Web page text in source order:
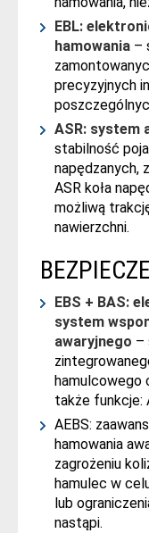
EBL:
hamowania –
precyzyjnych
ASR: system
stabilność
napędzanych,
ASR koła
możliwą
nawierzchni.
EBS + BAS:
system
awaryjnego –
hamulcowego
także funkcje:
AEBS:
hamowania
zagrożeniu
hamulec w
lub
nastąpi.